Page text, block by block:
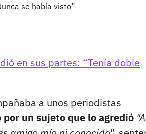
se había visto”
en sus partes: “Tenía doble
a unos periodistas
por un sujeto que lo agredió